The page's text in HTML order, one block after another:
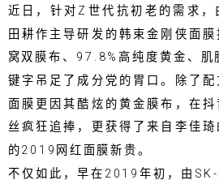
近日，针对Z世代抗初老的需求，
田耕作主导研发的韩束金刚侠面
窝双膜布、97.8%高纯度黄金、
键字吊足了成分党的胃口。除了
面膜更因其酷炫的黄金膜布，在
丝疯狂追捧，更获得了来自李佳
的2019网红面膜新贵。
不仅如此，早在2019年初，由